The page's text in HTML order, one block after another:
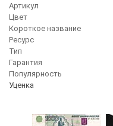
Артикул
Цвет
Короткое название
Ресурс
Тип
Гарантия
Популярность
Уценка